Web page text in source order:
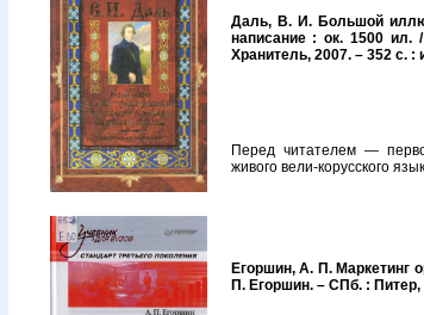
Даль, В. И. Большой
написание : ок. 1500
Хранитель, 2007. – 352 с. :
Перед читателем —
живого вели-корусского
Егоршин, А. П. Маркетинг
П. Егоршин. – СПб. : Питер,